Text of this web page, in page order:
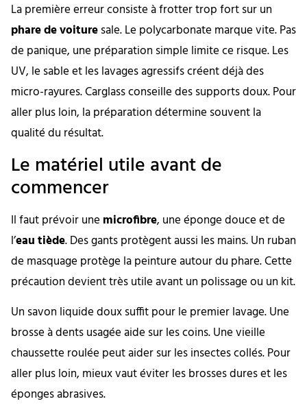
La première erreur consiste à frotter trop fort sur un
phare de voituresale. Le polycarbonate marque vite. Pas
de panique, une préparation simple limite ce risque. Les
UV, le sable et les lavages agressifs créent déjà des
micro-rayures. Carglass conseille des supports doux. Pour
aller plus loin, la préparation détermine souvent la
qualité du résultat.
Le matériel utile avant de
commencer
Il faut prévoir une microfibre, une éponge douce et de
l’eau tiède. Des gants protègent aussi les mains. Un ruban
de masquage protège la peinture autour du phare. Cette
précaution devient très utile avant un polissage ou un kit.
Un savon liquide doux suffit pour le premier lavage. Une
brosse à dents usagée aide sur les coins. Une vieille
chaussette roulée peut aider sur les insectes collés. Pour
aller plus loin, mieux vaut éviter les brosses dures et les
éponges abrasives.